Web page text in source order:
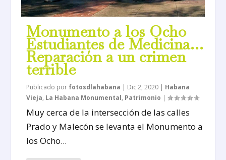
Monumento a los Ocho
Estudiantes de Medicina…
Reparación a un crimen
terrible
Publicado por fotosdlahabana | Dic 2, 2020 | Habana
Vieja, La Habana Monumental, Patrimonio |
Muy cerca de la intersección de las calles
Prado y Malecón se levanta el Monumento a
los Ocho...